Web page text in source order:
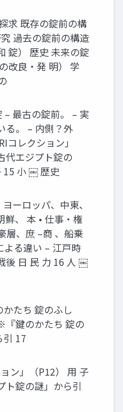
求 既存の錠前の構
過去の錠前の構造
錠） 歴史 未来の錠
改良・発 明） 学
– 最古の錠前。 – 実
る。 – 内側？外
レクション」
代エジプト錠の
15 小 ￼ 歴史
ーロッパ、中東、
鮮、 本 • 仕事・権
層、庶 –商 、船乗
よる違い – 江戸時
後 日 民 力 16 人 ￼
たち 錠のふし
鍵のかたち 錠の
引 17
ン」（P12） 用 子
ト錠の謎」から引